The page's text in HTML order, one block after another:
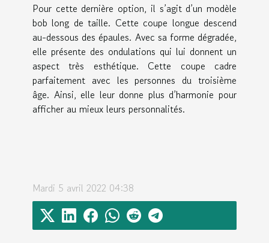
Pour cette dernière option, il s’agit d’un modèle
bob long de taille. Cette coupe longue descend
au-dessous des épaules. Avec sa forme dégradée,
elle présente des ondulations qui lui donnent un
aspect très esthétique. Cette coupe cadre
parfaitement avec les personnes du troisième
âge. Ainsi, elle leur donne plus d’harmonie pour
afficher au mieux leurs personnalités.
Mardi 5 avril 2022 04:38